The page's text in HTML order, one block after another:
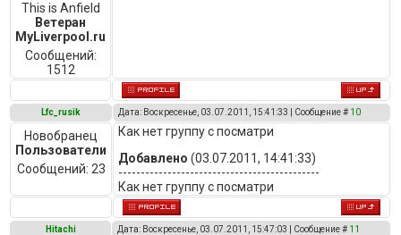
This is Anfield
Ветеран
MyLiverpool.ru
Сообщений:
1512
Lfc_rusik Дата: Воскресенье, 03.07.2011, 15:41:33 | Сообщение # 10
Новобранец
Пользователи
Сообщений: 23
Как нет группу с посматри
Добавлено (03.07.2011, 14:41:33)
---------------------------------------------
Как нет группу с посматри
Hitachi Дата: Воскресенье, 03.07.2011, 15:47:03 | Сообщение # 11